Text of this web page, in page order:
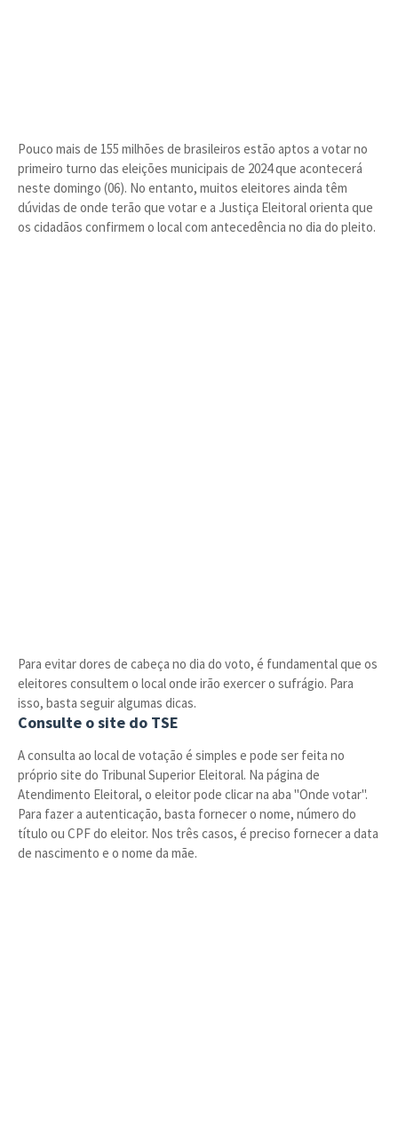
Pouco mais de 155 milhões de brasileiros estão aptos a votar no
primeiro turno das eleições municipais de 2024 que acontecerá
neste domingo (06). No entanto, muitos eleitores ainda têm
dúvidas de onde terão que votar e a Justiça Eleitoral orienta que
os cidadãos confirmem o local com antecedência no dia do pleito.
Para evitar dores de cabeça no dia do voto, é fundamental que os
eleitores consultem o local onde irão exercer o sufrágio. Para
isso, basta seguir algumas dicas.
Consulte o site do TSE
A consulta ao local de votação é simples e pode ser feita no
próprio site do Tribunal Superior Eleitoral. Na página de
Atendimento Eleitoral, o eleitor pode clicar na aba "Onde votar".
Para fazer a autenticação, basta fornecer o nome, número do
título ou CPF do eleitor. Nos três casos, é preciso fornecer a data
de nascimento e o nome da mãe.